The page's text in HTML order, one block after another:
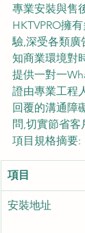
專業安裝與售
HKTVPRO擁
驗,深受各類廣
知商業環境對
提供一對一
證由專業工程
回覆的溝通障
問,切實節省客
項目規格摘要:
項目
安裝地址